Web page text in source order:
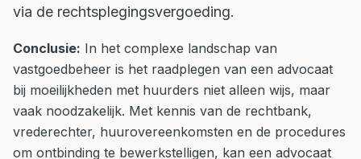
via de rechtsplegingsvergoeding.
Conclusie: In het complexe landschap van
vastgoedbeheer is het raadplegen van een advocaat
bij moeilijkheden met huurders niet alleen wijs, maar
vaak noodzakelijk. Met kennis van de rechtbank,
vrederechter, huurovereenkomsten en de procedures
om ontbinding te bewerkstelligen, kan een advocaat